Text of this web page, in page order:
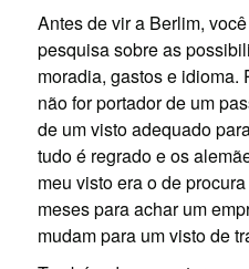
Antes de vir a Berlim,
pesquisa sobre as
moradia, gastos e idioma.
não for portador de um
de um visto adequado
tudo é regrado e os
meu visto era o de
meses para achar um
mudam para um visto de